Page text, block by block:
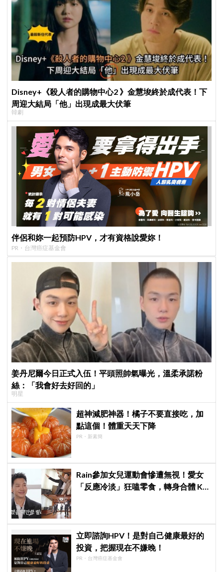
Disney+《殺人者的購物中心2 》金慧埈終於成代表！下
周迎大結局「他」出現成最大伏筆
韓劇
伴侶和妳一起預防HPV，才有資格說愛妳！
PR・台灣癌症基金會
姜丹尼爾今日正式入伍！平頭照帥氣曝光，溫柔承諾粉
絲：「我會好去好回的」
明星
超神減肥神器！橘子不要直接吃，加
點這個！體重天天下降
PR・新素簡
Rain參加女兒運動會慘遭無視！愛女
「反應冷淡」狂嗑零食，轉身合體 KAI
立即諮詢HPV！是對自己健康最好的
投資，把握現在不嫌晚！
PR・台灣癌症基金會